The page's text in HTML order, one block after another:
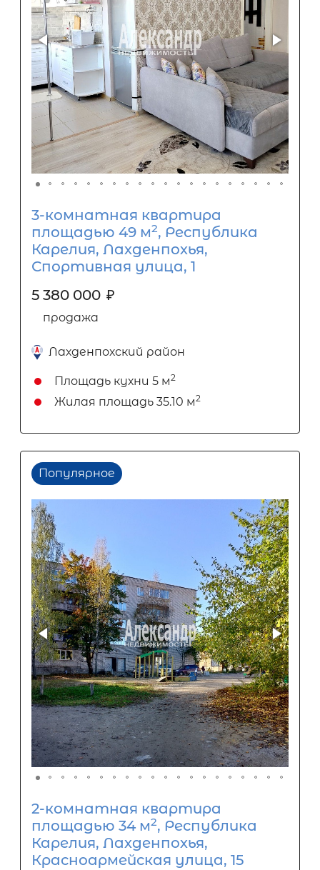
3-комнатная квартира
площадью 49 м2, Республика
Карелия, Лахденпохья,
Спортивная улица, 1
5 380 000 ₽
продажа
Лахденпохский район
Площадь кухни 5 м2
Жилая площадь 35.10 м2
Популярное
2-комнатная квартира
площадью 34 м2, Республика
Карелия, Лахденпохья,
Красноармейская улица, 15